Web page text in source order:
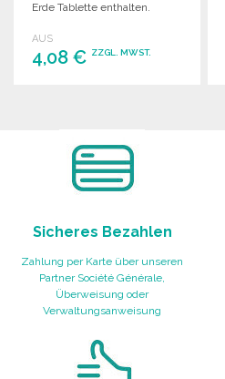
Erde Tablette enthalten.
AUS
4,08 € ZZGL. MWST.
Sicheres Bezahlen
Zahlung per Karte über unseren
Partner Société Générale,
Überweisung oder
Verwaltungsanweisung